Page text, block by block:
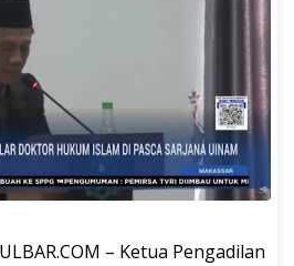
– Ketua Pengadilan